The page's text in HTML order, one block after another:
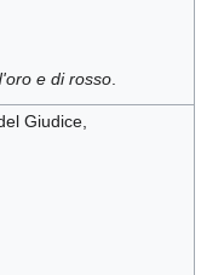
e di rosso.
Giudice,